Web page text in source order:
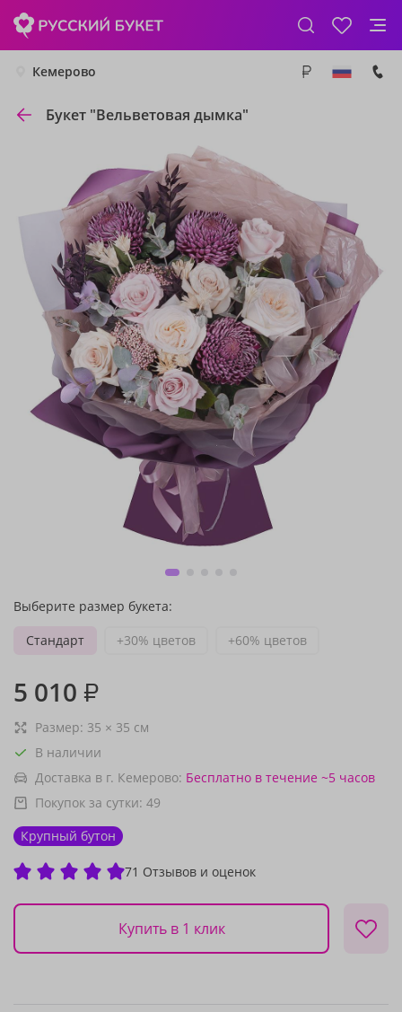
Кемерово
Букет "Вельветовая дымка"
Выберите размер букета:
Стандарт
+30% цветов +60% цветов
5 010 ₽
Размер: 35 × 35 см
В наличии
Доставка в г. Кемерово: Бесплатно в течение ~5 часов
Покупок за сутки: 49
Крупный бутон
71 Отзывов и оценок
Купить в 1 клик